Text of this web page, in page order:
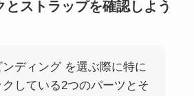
とストラップを確認しよう
ディング を選ぶ際に特に
クしている2つのパーツとそ